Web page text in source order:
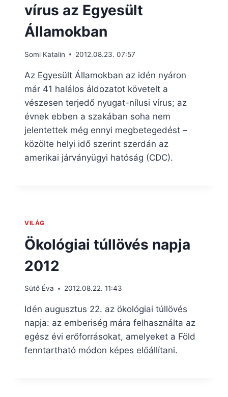
vírus az Egyesült
Államokban
Somi Katalin 2012.08.23. 07:57
Az Egyesült Államokban az idén nyáron
már 41 halálos áldozatot követelt a
vészesen terjedő nyugat-nílusi vírus; az
évnek ebben a szakában soha nem
jelentettek még ennyi megbetegedést –
közölte helyi idő szerint szerdán az
amerikai járványügyi hatóság (CDC).
VILÁG
Ökológiai túllövés napja
2012
Sütő Éva 2012.08.22. 11:43
Idén augusztus 22. az ökológiai túllövés
napja: az emberiség mára felhasználta az
egész évi erőforrásokat, amelyeket a Föld
fenntartható módon képes előállítani.